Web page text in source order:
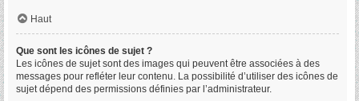
Haut
Que sont les icônes de sujet ?
Les icônes de sujet sont des images qui peuvent être associées à des
messages pour refléter leur contenu. La possibilité d’utiliser des icônes de
sujet dépend des permissions définies par l’administrateur.